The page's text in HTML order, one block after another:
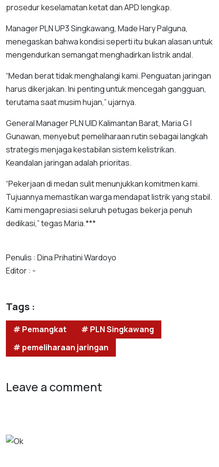
prosedur keselamatan ketat dan APD lengkap.
Manager PLN UP3 Singkawang, Made Hary Palguna,
menegaskan bahwa kondisi seperti itu bukan alasan untuk
mengendurkan semangat menghadirkan listrik andal.
“Medan berat tidak menghalangi kami. Penguatan jaringan
harus dikerjakan. Ini penting untuk mencegah gangguan,
terutama saat musim hujan,” ujarnya.
General Manager PLN UID Kalimantan Barat, Maria G I
Gunawan, menyebut pemeliharaan rutin sebagai langkah
strategis menjaga kestabilan sistem kelistrikan.
Keandalan jaringan adalah prioritas.
“Pekerjaan di medan sulit menunjukkan komitmen kami.
Tujuannya memastikan warga mendapat listrik yang stabil.
Kami mengapresiasi seluruh petugas bekerja penuh
dedikasi,” tegas Maria.***
Penulis : Dina Prihatini Wardoyo
Editor : -
Tags :
# Pemangkat
# PLN Singkawang
# pemeliharaan jaringan
Leave a comment